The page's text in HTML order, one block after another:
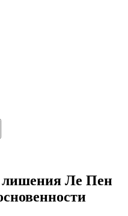
лишения Ле Пен